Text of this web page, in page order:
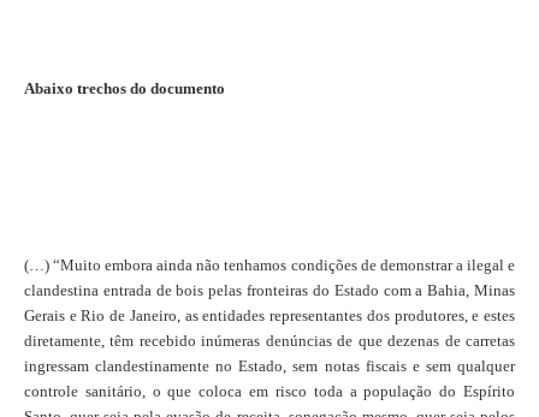
Abaixo trechos do documento
(…) “Muito embora ainda não tenhamos condições de demonstrar a ilegal e
clandestina entrada de bois pelas fronteiras do Estado com a Bahia, Minas
Gerais e Rio de Janeiro, as entidades representantes dos produtores, e estes
diretamente, têm recebido inúmeras denúncias de que dezenas de carretas
ingressam clandestinamente no Estado, sem notas fiscais e sem qualquer
controle sanitário, o que coloca em risco toda a população do Espírito